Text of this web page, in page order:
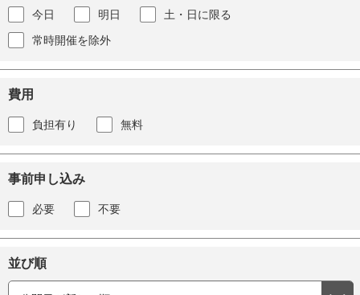
今日 明日
土・日に限る
常時開催を除外
費用
負担有り 無料
事前申し込み
必要 不要
並び順